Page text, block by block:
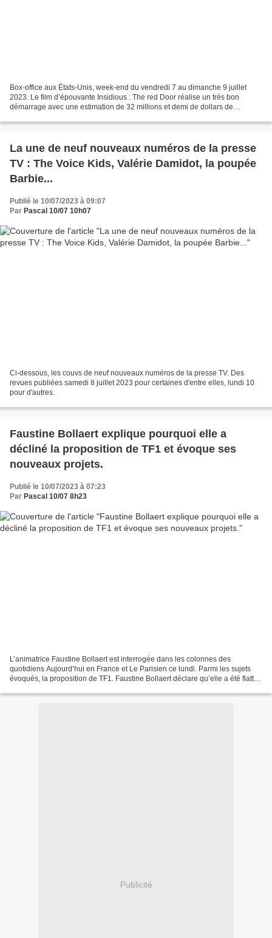
Box-office aux États-Unis, week-end du vendredi 7 au dimanche 9 juillet
2023. Le film d’épouvante Insidious : The red Door réalise un très bon
démarrage avec une estimation de 32 millions et demi de dollars de
La une de neuf nouveaux numéros de la presse
TV : The Voice Kids, Valérie Damidot, la poupée
Barbie...
Publié le 10/07/2023 à 09:07
Par Pascal 10/07 10h07
Ci-dessous, les couvs de neuf nouveaux numéros de la presse TV. Des
revues publiées samedi 8 juillet 2023 pour certaines d'entre elles, lundi 10
pour d'autres.
Faustine Bollaert explique pourquoi elle a
décliné la proposition de TF1 et évoque ses
nouveaux projets.
Publié le 10/07/2023 à 07:23
Par Pascal 10/07 8h23
L’animatrice Faustine Bollaert est interrogée dans les colonnes des
quotidiens Aujourd’hui en France et Le Parisien ce lundi. Parmi les sujets
évoqués, la proposition de TF1. Faustine Bollaert déclare qu’elle a été flattée
Publicité